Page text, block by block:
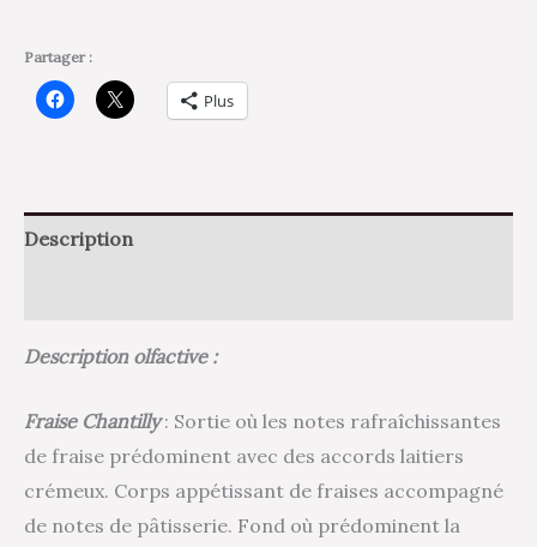
Partager :
Plus
Description
Description olfactive :
Fraise Chantilly: Sortie où les notes rafraîchissantes
de fraise prédominent avec des accords laitiers
crémeux. Corps appétissant de fraises accompagné
de notes de pâtisserie. Fond où prédominent la